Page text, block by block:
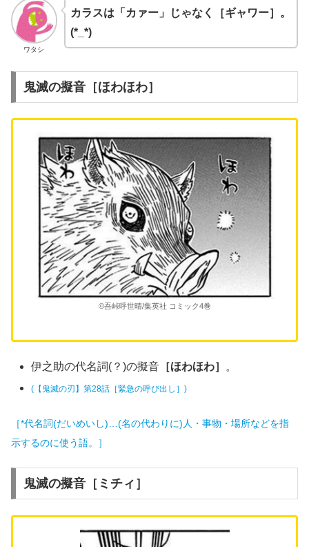
ワタシ
カラスは「カァー」じゃなく［ギャワー］。
(*_*)
鬼滅の擬音［ほわほわ］
©吾峠呼世晴/集英社 コミック4巻
伊之助の代名詞(？)の擬音 ［ほわほわ］ 。
(【鬼滅の刃】第28話［緊急の呼び出し］)
［*代名詞(だいめいし)…(名の代わりに)人・事物・場所などを指
示するのに使う語。］
鬼滅の擬音［ミチィ］